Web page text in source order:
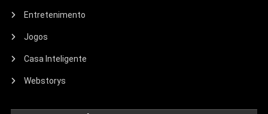
Echo Dot: Guia Completo Para
Escolher O Smart Speaker Ideal Na
Nova Oferta Da Amazon
Entretenimento
Jogos
Casa Inteligente
Webstorys